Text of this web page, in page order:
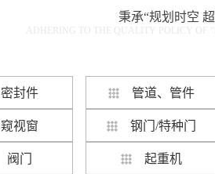
秉承“规划时空
ADHERING TO THE QUALITY POLICY OF
密封件 管道、管件
窥视窗 钢门/特种门
阀门 起重机